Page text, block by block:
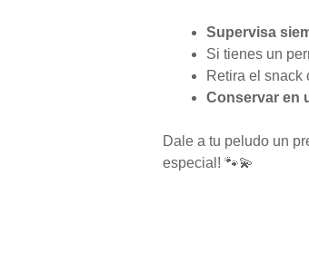
Supervisa
Si tienes un
Retira el snack
Conservar en
Dale a tu peludo un
especial! 🐾💫